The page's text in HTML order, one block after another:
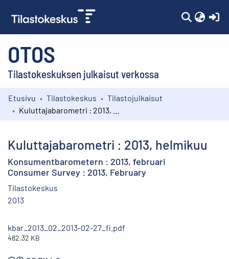
OTOS
Tilastokeskuksen julkaisut verkossa
Kokoelmat
Etusivu Tilastokeskus
Tilastojulkaisut
Kuluttajabarometri : 2013, helmikuu
Konsumentbarometern : 2013, februari
Consumer Survey : 2013, February
Tilastokeskus
2013
kbar_2013_02_2013-02-27_fi.pdf
482.32 KB